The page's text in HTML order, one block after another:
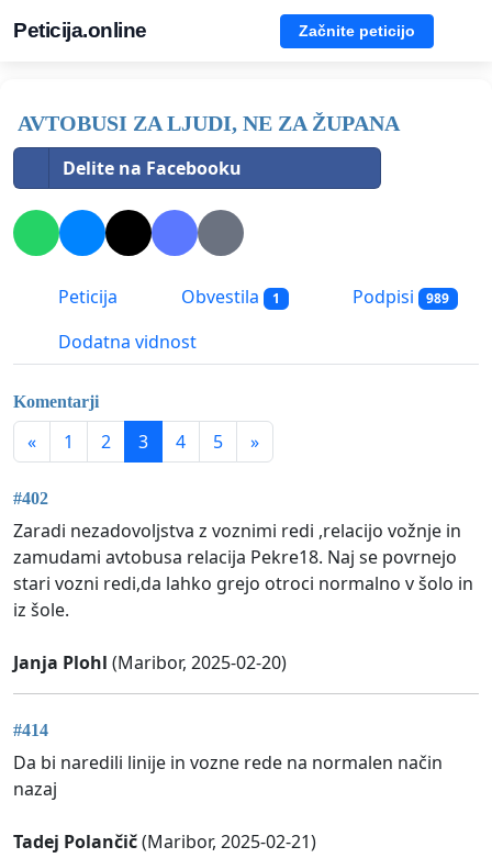
Peticija.online Začnite peticijo
AVTOBUSI ZA LJUDI, NE ZA ŽUPANA
Delite na Facebooku
Peticija Obvestila 1 Podpisi 989
Dodatna vidnost
Komentarji
« 1 2 3 4 5 »
#402
Zaradi nezadovoljstva z voznimi redi ,relacijo vožnje in
zamudami avtobusa relacija Pekre18. Naj se povrnejo
stari vozni redi,da lahko grejo otroci normalno v šolo in
iz šole.
Janja Plohl (Maribor, 2025-02-20)
#414
Da bi naredili linije in vozne rede na normalen način
nazaj
Tadej Polančič(Maribor, 2025-02-21)